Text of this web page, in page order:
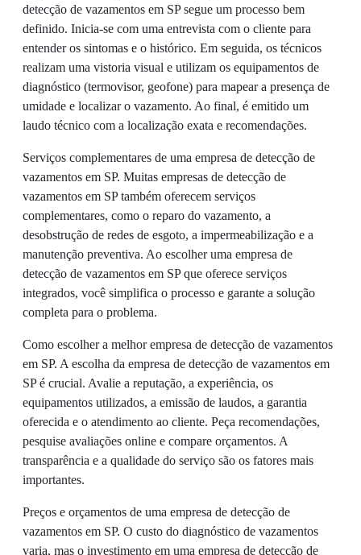
detecção de vazamentos em SP segue um processo bem
definido. Inicia-se com uma entrevista com o cliente para
entender os sintomas e o histórico. Em seguida, os técnicos
realizam uma vistoria visual e utilizam os equipamentos de
diagnóstico (termovisor, geofone) para mapear a presença de
umidade e localizar o vazamento. Ao final, é emitido um
laudo técnico com a localização exata e recomendações.
Serviços complementares de uma empresa de detecção de
vazamentos em SP. Muitas empresas de detecção de
vazamentos em SP também oferecem serviços
complementares, como o reparo do vazamento, a
desobstrução de redes de esgoto, a impermeabilização e a
manutenção preventiva. Ao escolher uma empresa de
detecção de vazamentos em SP que oferece serviços
integrados, você simplifica o processo e garante a solução
completa para o problema.
Como escolher a melhor empresa de detecção de vazamentos
em SP. A escolha da empresa de detecção de vazamentos em
SP é crucial. Avalie a reputação, a experiência, os
equipamentos utilizados, a emissão de laudos, a garantia
oferecida e o atendimento ao cliente. Peça recomendações,
pesquise avaliações online e compare orçamentos. A
transparência e a qualidade do serviço são os fatores mais
importantes.
Preços e orçamentos de uma empresa de detecção de
vazamentos em SP. O custo do diagnóstico de vazamentos
varia, mas o investimento em uma empresa de detecção de